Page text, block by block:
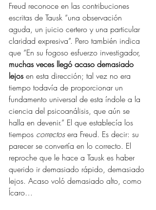
Freud reconoce en las contribuciones
escritas de Tausk “una observación
aguda, un juicio certero y una particular
claridad expresiva”. Pero también indica
que “En su fogoso esfuerzo investigador,
muchas veces llegó acaso demasiado
lejos en esta dirección; tal vez no era
tiempo todavía de proporcionar un
fundamento universal de esta índole a la
ciencia del psicoanálisis, que aún se
halla en devenir.” El que establecía los
tiempos correctos era Freud. Es decir: su
parecer se convertía en lo correcto. El
reproche que le hace a Tausk es haber
querido ir demasiado rápido, demasiado
lejos. Acaso voló demasiado alto, como
Ícaro…